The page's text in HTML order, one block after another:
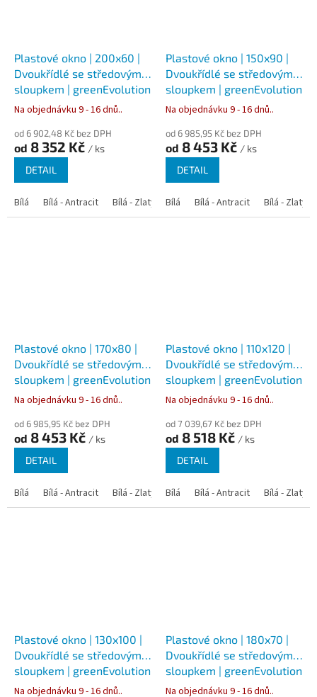
Plastové okno | 200x60 |
Dvoukřídlé se středovým
sloupkem | greenEvolution
76
Na objednávku 9 - 16 dnů..
od 6 902,48 Kč bez DPH
od 8 352 Kč / ks
DETAIL
Bílá Bílá - Antracit Bílá - Zlatý dub Bílá - Tmavý dub Bílá -
Plastové okno | 150x90 |
Dvoukřídlé se středovým
sloupkem | greenEvolution
76
Na objednávku 9 - 16 dnů..
od 6 985,95 Kč bez DPH
od 8 453 Kč / ks
DETAIL
Bílá Bílá - Antracit Bílá - Zlatý
Plastové okno | 170x80 |
Dvoukřídlé se středovým
sloupkem | greenEvolution
76
Na objednávku 9 - 16 dnů..
od 6 985,95 Kč bez DPH
od 8 453 Kč / ks
DETAIL
Bílá Bílá - Antracit Bílá - Zlatý dub Bílá - Tmavý dub Bílá -
Plastové okno | 110x120 |
Dvoukřídlé se středovým
sloupkem | greenEvolution
76
Na objednávku 9 - 16 dnů..
od 7 039,67 Kč bez DPH
od 8 518 Kč / ks
DETAIL
Bílá Bílá - Antracit Bílá - Zlatý
Plastové okno | 130x100 |
Dvoukřídlé se středovým
sloupkem | greenEvolution
76
Na objednávku 9 - 16 dnů..
Plastové okno | 180x70 |
Dvoukřídlé se středovým
sloupkem | greenEvolution
76
Na objednávku 9 - 16 dnů..